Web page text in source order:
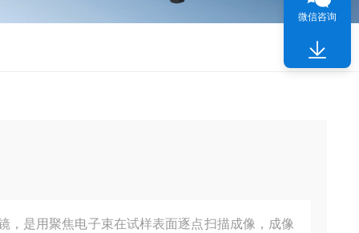
，是用聚焦电子束在试样表面逐点扫描成像，成像
微信咨询